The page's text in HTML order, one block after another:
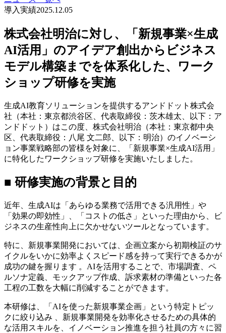
導入実績2025.12.05
株式会社明治に対し、「新規事業×生成
AI活用」のアイデア創出からビジネス
モデル構築までを体系化した、ワーク
ショップ研修を実施
生成AI教育ソリューションを提供するアンドドット株式会
社（本社：東京都渋谷区、代表取締役：茨木雄太、以下：ア
ンドドット）はこの度、株式会社明治（本社：東京都中央
区、代表取締役：八尾 文二郎、以下：明治）のイノベーシ
ョン事業戦略部の皆様を対象に、「新規事業×生成AI活用」
に特化したワークショップ研修を実施いたしました。
■ 研修実施の背景と目的
近年、生成AIは「あらゆる業務で活用できる汎用性」や
「効果の即効性」、「コストの低さ」といった理由から、ビ
ジネスの生産性向上に欠かせないツールとなっています。
特に、新規事業開発においては、企画立案から初期検証のサ
イクルをいかに効率よくスピード感を持って実行できるかが
成功の鍵を握ります 。AIを活用することで、市場調査、ペ
ルソナ定義、モックアップ作成、訴求素材の準備といった各
工程の工数を大幅に削減することができます。
本研修は、「AIを使った新規事業企画」という特定トピッ
クに絞り込み 、新規事業開発を効率化させるための具体的
な活用スキルを、イノベーション推進を担う社員の方々に習